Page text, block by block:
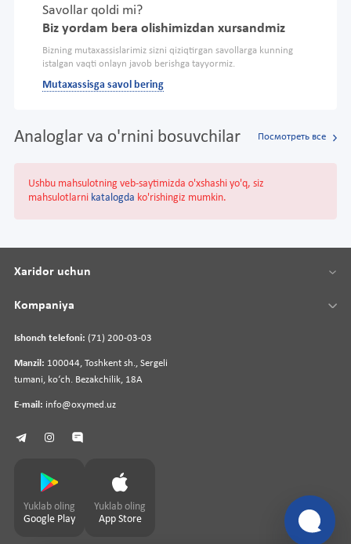
Savollar qoldi mi?
Biz yordam bera olishimizdan xursandmiz
Bizning mutaxassislarimiz sizni qiziqtirgan savollarga kunning
istalgan vaqti onlayn javob berishga tayyormiz.
Mutaxassisga savol bering
Analoglar va o'rnini bosuvchilar Посмотреть все
Ushbu mahsulotning veb-saytimizda o'xshashi yo'q, siz
mahsulotlarni katalogda ko'rishingiz mumkin.
Ishonch telefoni: (71) 200-03-03
Manzil: 100044, Toshkent sh., Sergeli
tumani, koʻch. Bezakchilik, 18A
E-mail: info@oxymed.uz
Xaridor uchun
Kompaniya
Yuklab oling
Google Play
Yuklab oling
App Store